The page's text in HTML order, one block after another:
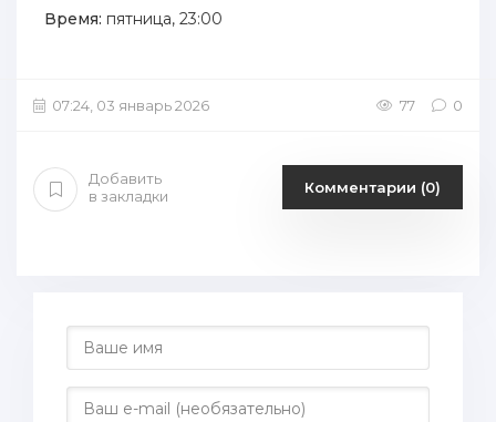
Время: пятница, 23:00
07:24, 03 январь 2026 77 0
Добавить
в закладки
Комментарии (0)